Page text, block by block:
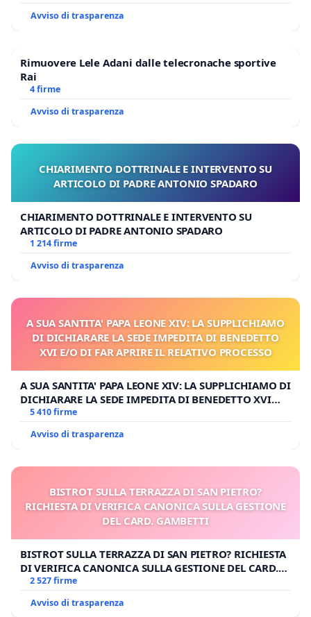
Avviso di trasparenza
Rimuovere Lele Adani dalle telecronache sportive
Rai
4 firme
Avviso di trasparenza
CHIARIMENTO DOTTRINALE E INTERVENTO SU
ARTICOLO DI PADRE ANTONIO SPADARO
CHIARIMENTO DOTTRINALE E INTERVENTO SU
ARTICOLO DI PADRE ANTONIO SPADARO
1 214 firme
Avviso di trasparenza
A SUA SANTITA' PAPA LEONE XIV: LA SUPPLICHIAMO
DI DICHIARARE LA SEDE IMPEDITA DI BENEDETTO
XVI E/O DI FAR APRIRE IL RELATIVO PROCESSO
A SUA SANTITA' PAPA LEONE XIV: LA SUPPLICHIAMO DI
DICHIARARE LA SEDE IMPEDITA DI BENEDETTO XVI
E/O DI FAR APRIRE IL RELATIVO PROCESSO
5 410 firme
Avviso di trasparenza
BISTROT SULLA TERRAZZA DI SAN PIETRO?
RICHIESTA DI VERIFICA CANONICA SULLA GESTIONE
DEL CARD. GAMBETTI
BISTROT SULLA TERRAZZA DI SAN PIETRO? RICHIESTA
DI VERIFICA CANONICA SULLA GESTIONE DEL CARD.
GAMBETTI
2 527 firme
Avviso di trasparenza